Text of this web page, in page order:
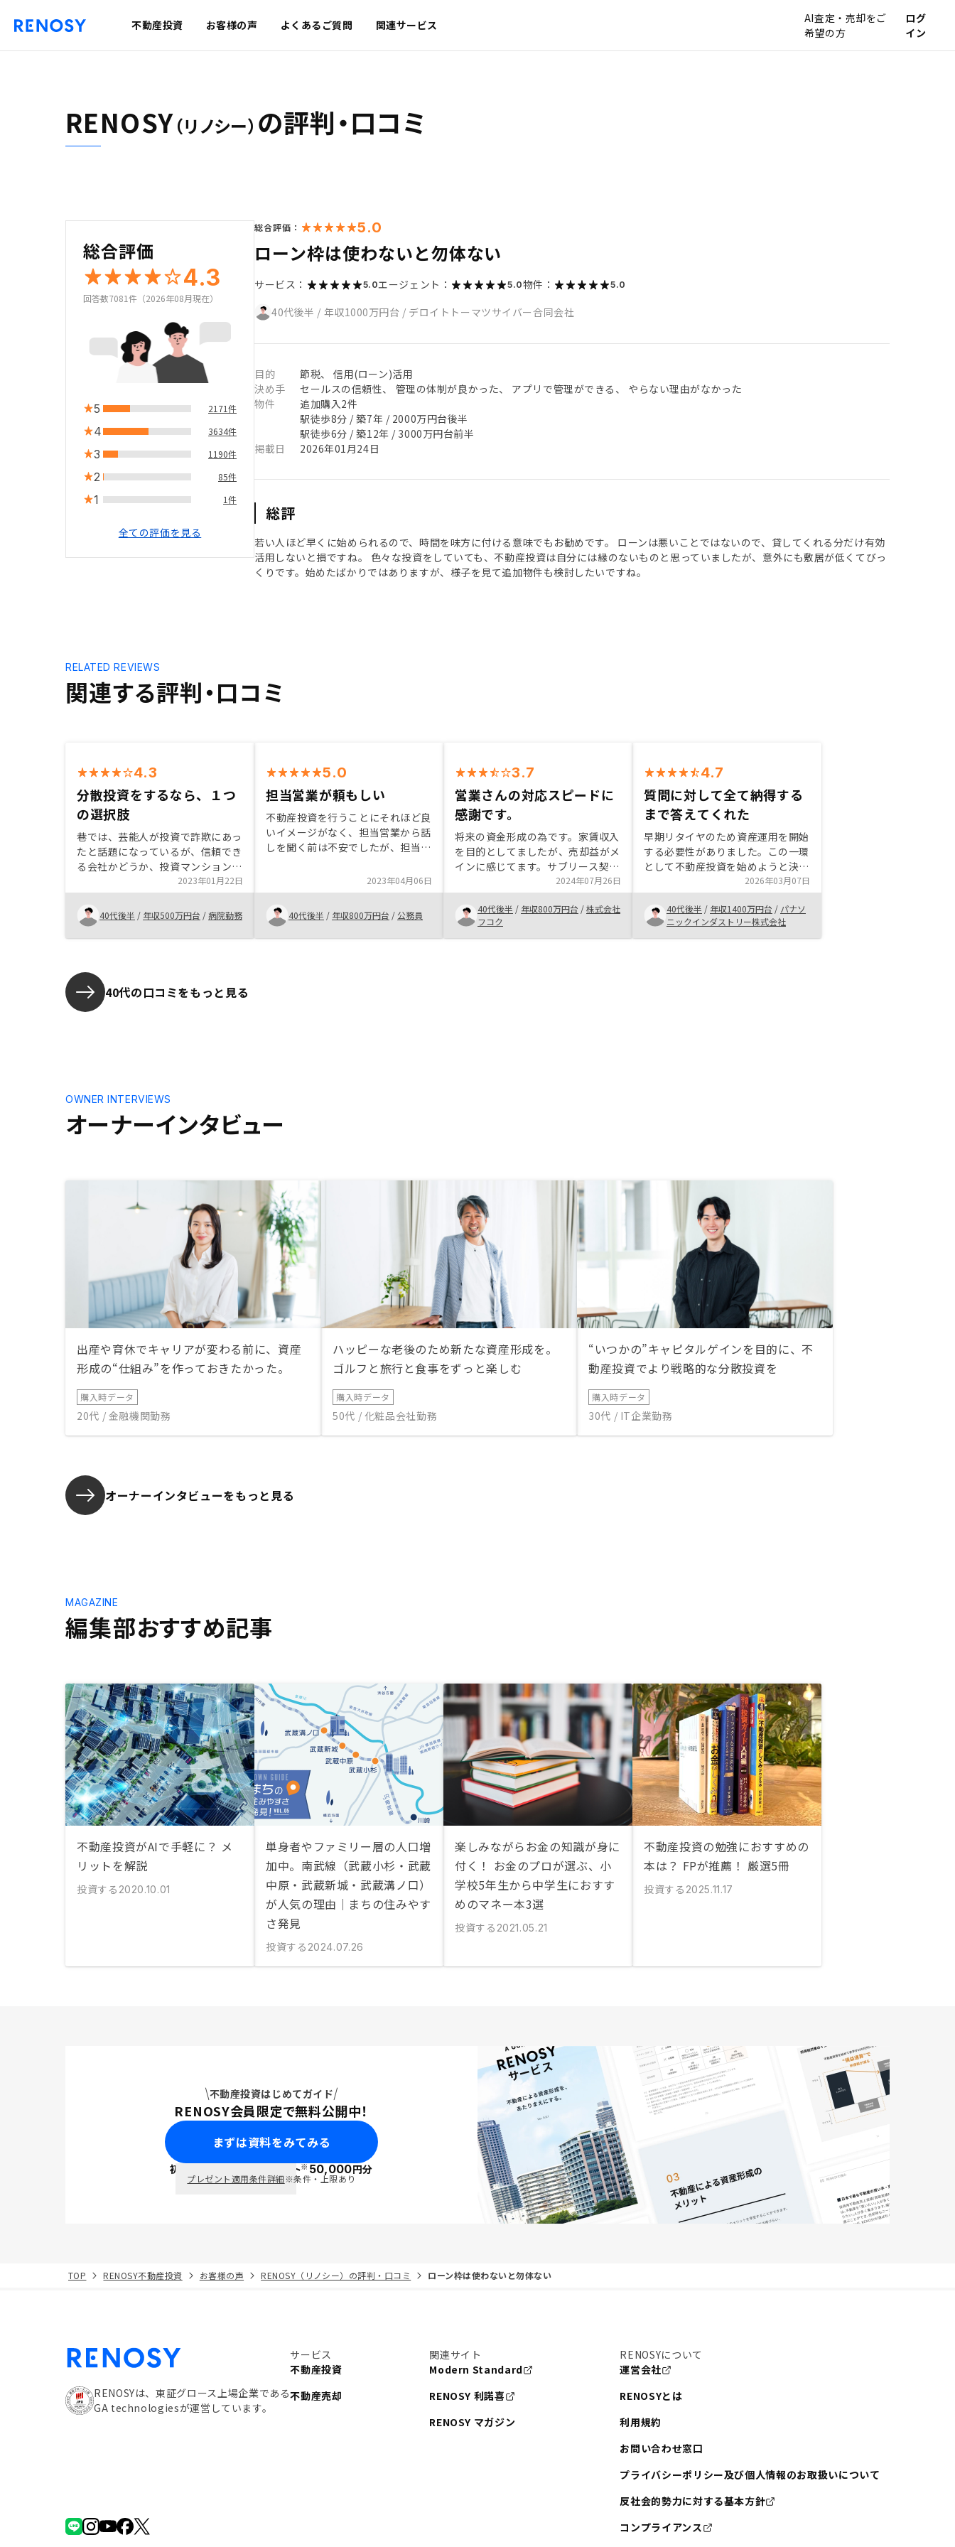
不動産投資 お客様の声 よくあるご質問 関連サービス
AI査定・売却をご
希望の方
ログ
イン
RENOSY（リノシー） の評判・口コミ
総合評価
4.3
回答数7081件（2026年08月現在）
5 2171件
4 3634件
3 1190件
2 85件
1 1件
全ての評価を見る
総合評価： 5.0
ローン枠は使わないと勿体ない
サービス： 5.0エージェント： 5.0物件： 5.0
40代後半 / 年収1000万円台 / デロイトトーマツサイバー合同会社
目的
節税、 信用(ローン)活用
決め手
セールスの信頼性、 管理の体制が良かった、 アプリで管理ができる、 やらない理由がなかった
物件
追加購入2件
駅徒歩8分 / 築7年 / 2000万円台後半
駅徒歩6分 / 築12年 / 3000万円台前半
掲載日
2026年01月24日
総評
若い人ほど早くに始められるので、時間を味方に付ける意味でもお勧めです。 ローンは悪いことではないので、貸してくれる分だけ有効
活用しないと損ですね。 色々な投資をしていても、不動産投資は自分には縁のないものと思っていましたが、意外にも敷居が低くてびっ
くりです。始めたばかりではありますが、様子を見て追加物件も検討したいですね。
関連する評判・口コミ
RELATED REVIEWS
4.3
分散投資をするなら、１つ
の選択肢
巷では、芸能人が投資で詐欺にあっ
たと話題になっているが、信頼でき
る会社かどうか、投資マンションの
商品に対しての裏付け、管理体制、
生命保険としての利用価値など、不
動産投資を知らない私の疑問をすべ
てを解決してくれたので、投資に踏
み切ることができました。財産を売
取られるとこを計算にいれて話して
ないことは、後々騙されたといわれ
たりしかねないのでは？と思いまし
た。
2023年01月22日
40代後半 / 年収500万円台 /病院勤務
5.0
担当営業が頼もしい
不動産投資を行うことにそれほど良
いイメージがなく、担当営業から話
しを聞く前は不安でしたが、担当営
一つ解消していただいて心強く、丁
寧に説明をしてもらったのが購入し
た決め手となりました。
2023年04月06日
40代後半 / 年収800万円台 / 公務員
3.7
営業さんの対応スピードに
感謝です。
将来の資金形成の為です。家賃収入
を目的としてましたが、売却益がメ
インに感じてます。サブリース契約
がこちらへのメリットが薄いように
感じていますが、全体で資金がプラ
スになるので良いと思ってます。
PayPayポイント50,000円分がいつ
になっても来ないのが残念です。
2024年07月26日
40代後半 / 年収800万円台 /株式会社
フコク
4.7
質問に対して全て納得する
まで答えてくれた
早期リタイヤのため資産運用を開始
する必要性がありました。この一環
として不動産投資を始めようと決心
しました。購入を決めた理由は、担
当の方が質問に対し納得するまで答
えてくれたことと、最終的には手書
きのレターで後押ししてくれたこと
です。現時点では購入してともて良
2026年03月07日
40代後半 / 年収1400万円台 / パナソ
ニックインダストリー株式会社
40代の口コミをもっと見る
オーナーインタビュー
OWNER INTERVIEWS
出産や育休でキャリアが変わる前に、資産
形成の“仕組み”を作っておきたかった。
購入時データ
20代 / 金融機関勤務
ハッピーな老後のため新たな資産形成を。
ゴルフと旅行と食事をずっと楽しむ
購入時データ
50代 / 化粧品会社勤務
“いつかの”キャピタルゲインを目的に、不
動産投資でより戦略的な分散投資を
購入時データ
30代 / IT企業勤務
オーナーインタビューをもっと見る
編集部おすすめ記事
MAGAZINE
不動産投資がAIで手軽に？ メ
リットを解説
投資する 2020.10.01
単身者やファミリー層の人口増
加中。南武線（武蔵小杉・武蔵
中原・武蔵新城・武蔵溝ノ口）
が人気の理由｜まちの住みやす
さ発見
投資する 2024.07.26
楽しみながらお金の知識が身に
付く！ お金のプロが選ぶ、小
学校5年生から中学生におすす
めのマネー本3選
投資する 2021.05.21
不動産投資の勉強におすすめの
本は？ FPが推薦！ 厳選5冊
投資する 2025.11.17
不動産投資はじめてガイド
RENOSY会員限定で無料公開中！
まずは資料をみてみる
初回面談で ポイント※50,000円分
プレゼント適用条件詳細※条件・上限あり
TOP RENOSY不動産投資 お客様の声 RENOSY（リノシー）の評判・口コミ ローン枠は使わないと勿体ない
RENOSYは、東証グロース上場企業である
GA technologiesが運営しています。
サービス
不動産投資
不動産売却
関連サイト
Modern Standard
RENOSY 利諾喜
RENOSY マガジン
RENOSYについて
運営会社
RENOSYとは
利用規約
お問い合わせ窓口
プライバシーポリシー及び個人情報のお取扱いについて
反社会的勢力に対する基本方針
コンプライアンス